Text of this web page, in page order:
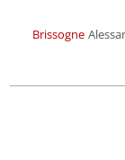
Brissogne